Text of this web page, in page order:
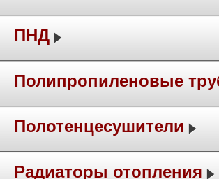
ПНД
Полипропиленовые
Полотенцесушители
Радиаторы отопления